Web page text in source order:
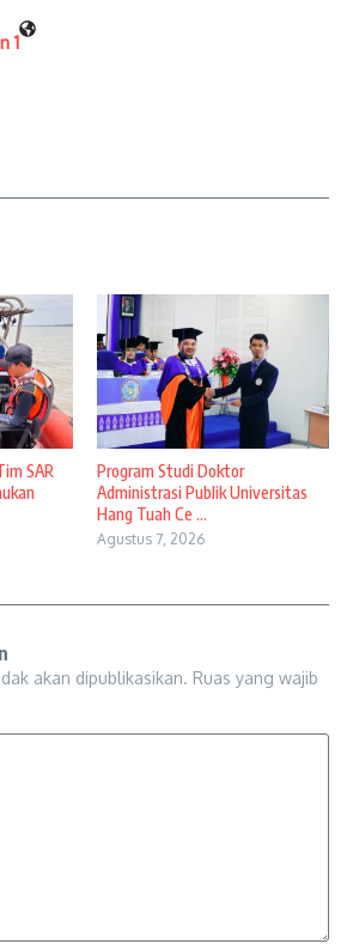
1
SAR
Program Studi Doktor
Administrasi Publik Universitas
Hang Tuah Ce ...
Agustus 7, 2026
akan dipublikasikan. Ruas yang wajib